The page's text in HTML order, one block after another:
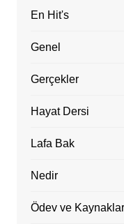
En Hit's
Genel
Gerçekler
Hayat Dersi
Lafa Bak
Nedir
Ödev ve Kaynaklar